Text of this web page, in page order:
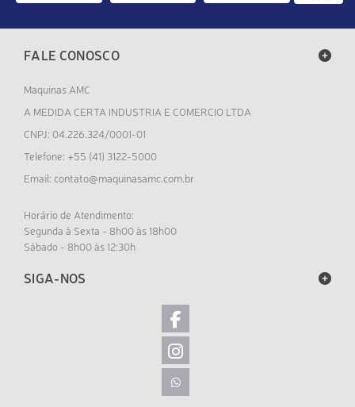
FALE CONOSCO
Maquinas AMC
A MEDIDA CERTA INDUSTRIA E COMERCIO LTDA
CNPJ: 04.226.324/0001-01
Telefone: +55 (41) 3122-5000
Email: contato@maquinasamc.com.br
Horário de Atendimento:
Segunda à Sexta - 8h00 às 18h00
Sábado - 8h00 às 12:30h
SIGA-NOS